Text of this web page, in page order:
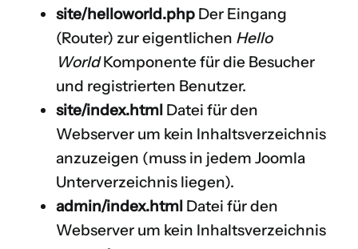
site/helloworld.php Der Eingang
(Router) zur eigentlichen Hello
WorldKomponente für die Besucher
und registrierten Benutzer.
site/index.html Datei für den
Webserver um kein Inhaltsverzeichnis
anzuzeigen (muss in jedem Joomla
Unterverzeichnis liegen).
admin/index.html Datei für den
Webserver um kein Inhaltsverzeichnis